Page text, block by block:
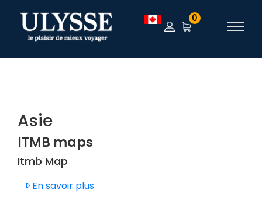
TEST 0
Asie
ITMB maps
Itmb Map
En savoir plus